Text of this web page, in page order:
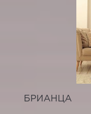
БРИАНЦА